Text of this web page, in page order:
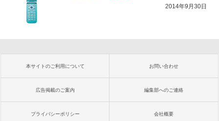
2014年9月30日
本サイトのご利用について お問い合わせ
広告掲載のご案内 編集部へのご連絡
プライバシーポリシー 会社概要